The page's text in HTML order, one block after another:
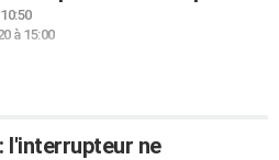
à 15:00
l'interrupteur ne